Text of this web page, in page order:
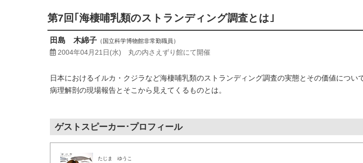
第7回｢海棲哺乳類のストランディング調査とは｣
田島 木綿子 （国立科学博物館非常勤職員）
2004年04月21日(水) 丸の内さえずり館にて開催
日本におけるイルカ・クジラなど海棲哺乳類のストランディング調査の実態とその価値につい
病理解剖の現場報告とそこから見えてくるものとは。
ゲストスピーカー･プロフィール
たじま ゆうこ